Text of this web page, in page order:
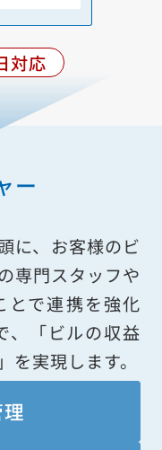
対応
ー
に、お客様のビ
専門スタッフや
とで連携を強化
、「ビルの収益
実現します。